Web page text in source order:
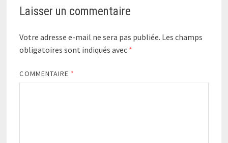
Laisser un commentaire
Votre adresse e-mail ne sera pas publiée. Les champs
obligatoires sont indiqués avec *
COMMENTAIRE *